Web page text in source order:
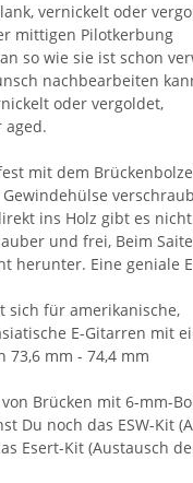
vernickelt oder
mittigen Pilotkerbung
so wie sie ist schon
nachbearbeiten
oder vergoldet,
aged.
mit dem
ins Holz gibt es
und frei, Beim
herunter. Eine geniale
sich für amerikanische,
E-Gitarren mit
73,6 mm - 74,4 mm
Brücken mit 6-mm-
Du noch das ESW-Kit
Esert-Kit (Austausch